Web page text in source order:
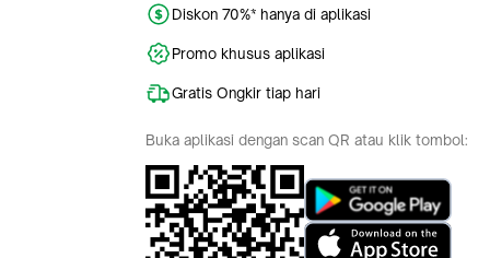
Diskon 70%* hanya di aplikasi
Promo khusus aplikasi
Gratis Ongkir tiap hari
Buka aplikasi dengan scan QR atau klik tombol: